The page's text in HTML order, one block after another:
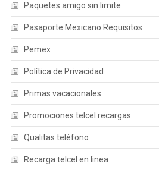
Paquetes amigo sin limite
Pasaporte Mexicano Requisitos
Pemex
Política de Privacidad
Primas vacacionales
Promociones telcel recargas
Qualitas teléfono
Recarga telcel en linea